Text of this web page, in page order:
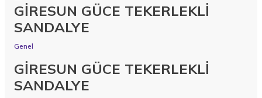
GİRESUN GÜCE TEKERLEKLİ
SANDALYE
Genel
GİRESUN GÜCE TEKERLEKLİ
SANDALYE